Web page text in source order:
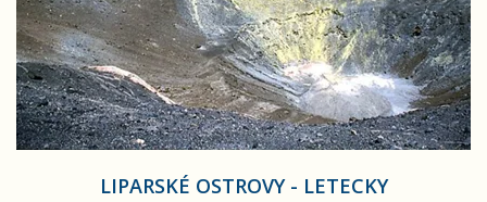
LIPARSKÉ OSTROVY - LETECKY